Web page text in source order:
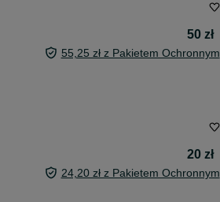
50 zł
55,25 zł z Pakietem Ochronnym
20 zł
24,20 zł z Pakietem Ochronnym